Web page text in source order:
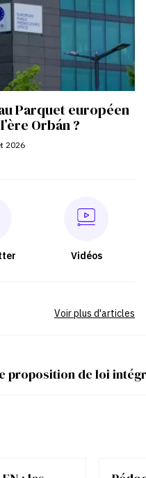
Parquet européen
Orbán ?
2026
Vidéos
proposition de loi
Voir plus d'articles